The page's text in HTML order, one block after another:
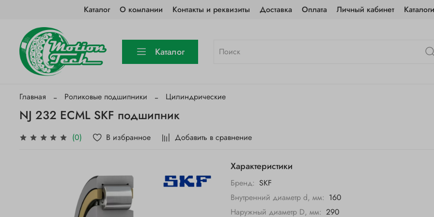
Каталог О компании Контакты и реквизиты Доставка Оплата Личный кабинет
Каталог
Главная Роликовые подшипники Цилиндрические
NJ 232 ECML SKF подшипник
(0) В избранное Добавить в сравнение
Характеристики
Бренд: SKF
Внутренний диаметр d, мм: 160
Наружный диаметр D, мм: 290